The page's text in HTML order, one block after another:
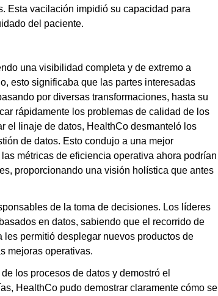
Esta vacilación impidió su capacidad para
del paciente.
una visibilidad completa y de extremo a
esto significaba que las partes interesadas
por diversas transformaciones, hasta su
rápidamente los problemas de calidad de los
el linaje de datos, HealthCo desmanteló los
de datos. Esto condujo a una mejor
métricas de eficiencia operativa ahora podrían
proporcionando una visión holística que antes
de la toma de decisiones. Los líderes
en datos, sabiendo que el recorrido de
les permitió desplegar nuevos productos de
mejoras operativas.
los procesos de datos y demostró el
HealthCo pudo demostrar claramente cómo se